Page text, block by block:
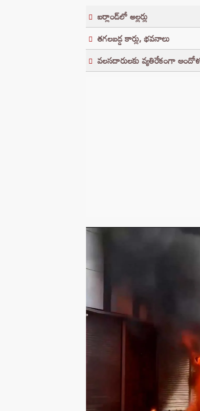
ఐర్లాండ్‌లో అల్లర్లు
తగలబడ్డ కార్లు, భవనాలు
వలసదారులకు వ్యతిరేకంగా